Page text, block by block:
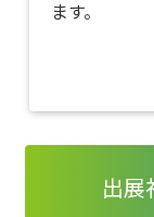
ます。
出展